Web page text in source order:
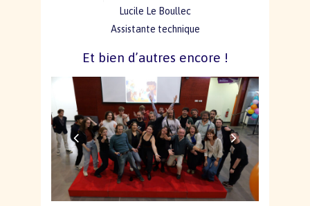
Lucile Le Boullec
Assistante technique
Et bien d’autres encore !